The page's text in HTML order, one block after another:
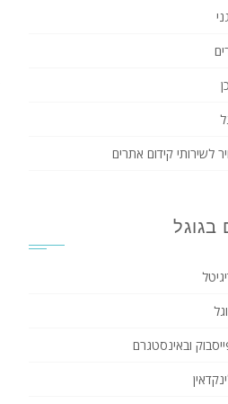
לשירותי קידום אתרים
בגוגל
ובאינסטגרם